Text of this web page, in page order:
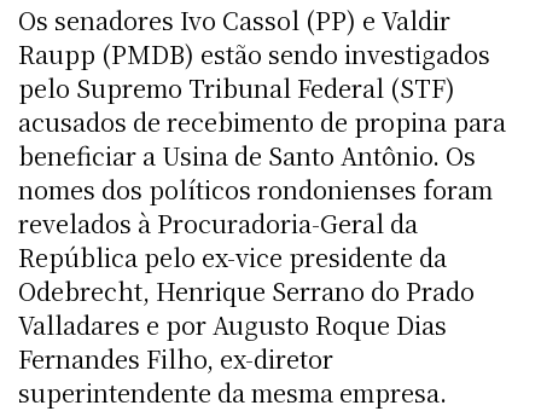
Os senadores Ivo Cassol (PP) e Valdir
Raupp (PMDB) estão sendo investigados
pelo Supremo Tribunal Federal (STF)
acusados de recebimento de propina para
beneficiar a Usina de Santo Antônio. Os
nomes dos políticos rondonienses foram
revelados à Procuradoria-Geral da
República pelo ex-vice presidente da
Odebrecht, Henrique Serrano do Prado
Valladares e por Augusto Roque Dias
Fernandes Filho, ex-diretor
superintendente da mesma empresa.